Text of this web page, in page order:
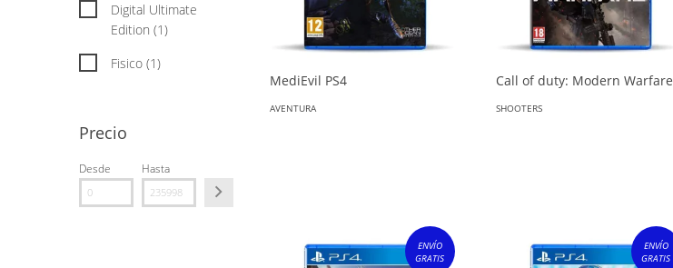
Digital Ultimate
Edition (1)
Fisico (1)
Precio
Desde Hasta
MediEvil PS4
AVENTURA
Call of duty: Modern Warfare
SHOOTERS
ENVÍO
GRATIS
ENVÍO
GRATIS